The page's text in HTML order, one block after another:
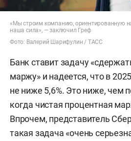
«Мы строим компанию, ориентированную
наша сила», — заключил Греф
Фото: Валерий Шарифулин / ТАСС
Банк ставит задачу
маржу» и надеется, что в
не ниже 5,6%. Это ниже, чем
когда чистая процентная
Впрочем, представитель
такая задача «очень